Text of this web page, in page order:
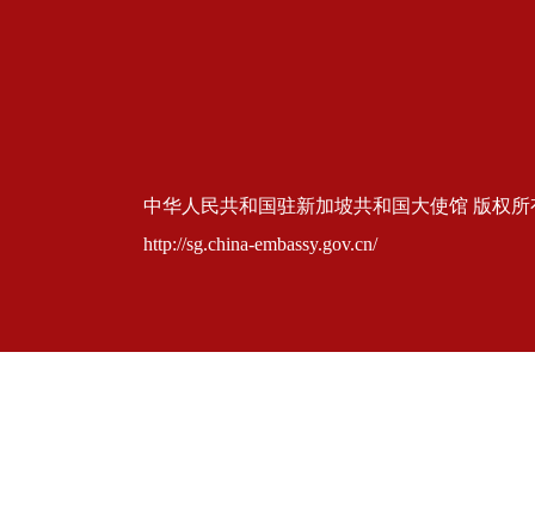
中华人民共和国驻新加坡共和国大使馆 版权所
http://sg.china-embassy.gov.cn/